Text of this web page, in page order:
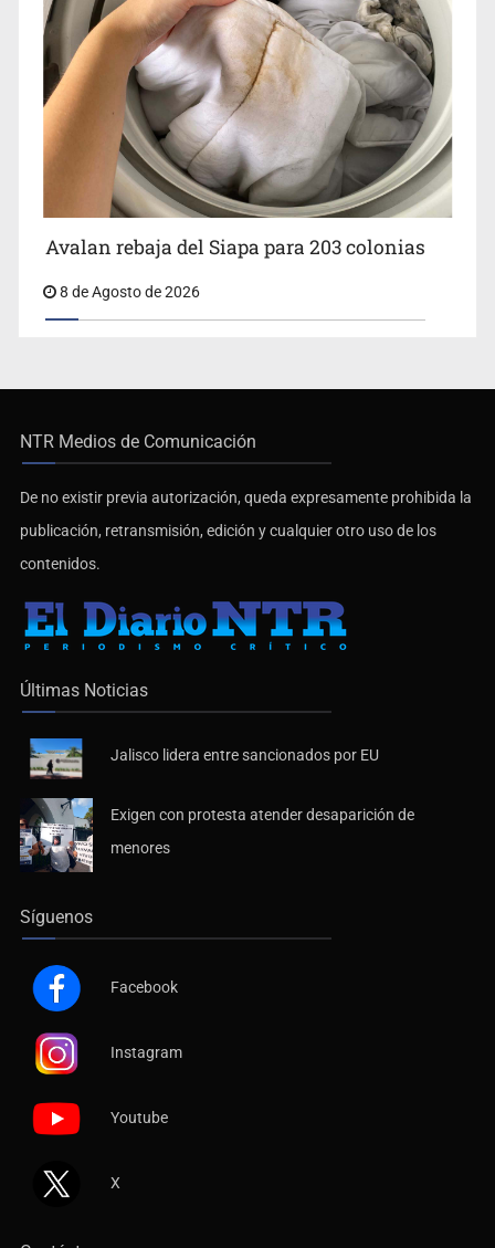
Avalan rebaja del Siapa para 203 colonias
8 de Agosto de 2026
NTR Medios de Comunicación
De no existir previa autorización, queda expresamente prohibida la
publicación, retransmisión, edición y cualquier otro uso de los
contenidos.
Últimas Noticias
Jalisco lidera entre sancionados por EU
Exigen con protesta atender desaparición de
menores
Síguenos
Facebook
Instagram
Youtube
X